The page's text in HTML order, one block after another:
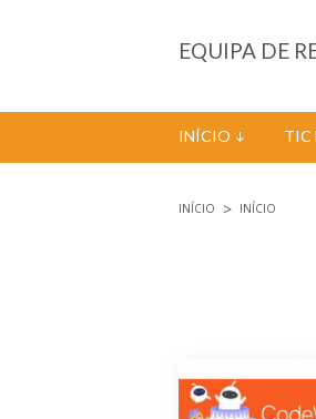
EQUIPA DE
INÍCIO TIC
INÍCIO INÍCIO
Páginas